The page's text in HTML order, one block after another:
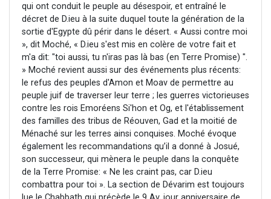
qui ont conduit le peuple au désespoir, et entraîné le
décret de D.ieu à la suite duquel toute la génération de la
sortie d'Egypte dû périr dans le désert. « Aussi contre moi
», dit Moché, « D.ieu s'est mis en colère de votre fait et
m'a dit: "toi aussi, tu n'iras pas là bas (en Terre Promise) ".
» Moché revient aussi sur des événements plus récents:
le refus des peuples d'Amon et Moav de permettre au
peuple juif de traverser leur terre ; les guerres victorieuses
contre les rois Emoréens Si'hon et Og, et l'établissement
des familles des tribus de Réouven, Gad et la moitié de
Ménaché sur les terres ainsi conquises. Moché évoque
également les recommandations qu’il a donné à Josué,
son successeur, qui mènera le peuple dans la conquête
de la Terre Promise: « Ne les craint pas, car D.ieu
combattra pour toi ». La section de Dévarim est toujours